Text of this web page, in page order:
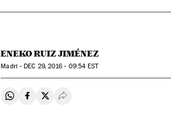
ENEKO RUIZ JIMÉNEZ
Madri -DEC 29, 2016 - 09:54 EST
Compartir en Whatsapp
Compartir en Facebook
Compartir en Twitter
Desplegar Redes Sociales